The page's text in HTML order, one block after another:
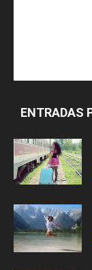
ENTRADAS